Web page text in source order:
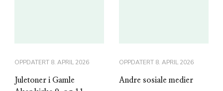
OPPDATERT 8. APRIL 2026
Juletoner i Gamle
OPPDATERT 8. APRIL 2026
Andre sosiale medier